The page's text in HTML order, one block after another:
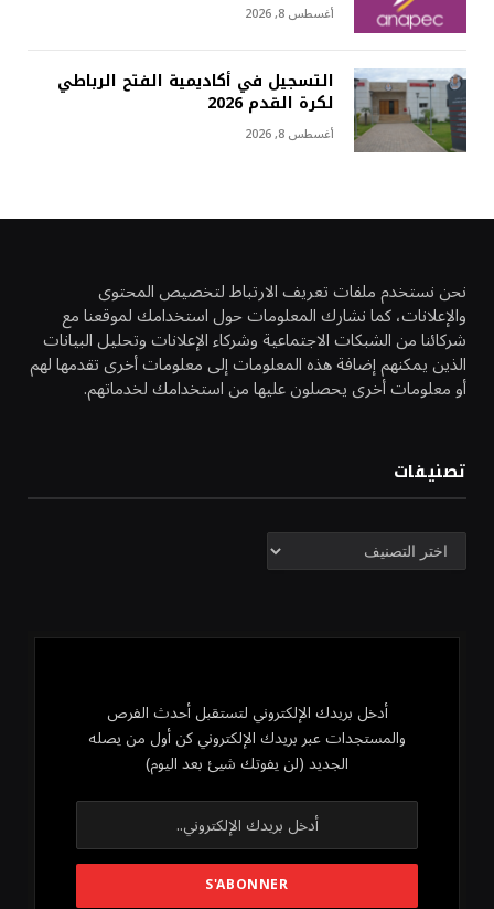
أغسطس 8, 2026
التسجيل في أكاديمية الفتح الرباطي
لكرة القدم 2026
أغسطس 8, 2026
نحن نستخدم ملفات تعريف الارتباط لتخصيص المحتوى
والإعلانات، كما نشارك المعلومات حول استخدامك لموقعنا مع
شركائنا من الشبكات الاجتماعية وشركاء الإعلانات وتحليل البيانات
الذين يمكنهم إضافة هذه المعلومات إلى معلومات أخرى تقدمها لهم
أو معلومات أخرى يحصلون عليها من استخدامك لخدماتهم.
تصنيفات
تصنيفات
أدخل بريدك الإلكتروني لتستقبل أحدث الفرص
والمستجدات عبر بريدك الإلكتروني كن أول من يصله
الجديد (لن يفوتك شيئ بعد اليوم)